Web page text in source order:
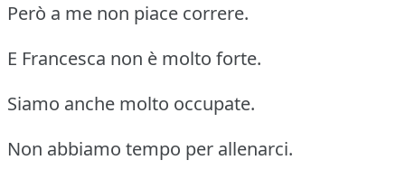
Però a me non piace correre.
E Francesca non è molto forte.
Siamo anche molto occupate.
Non abbiamo tempo per allenarci.